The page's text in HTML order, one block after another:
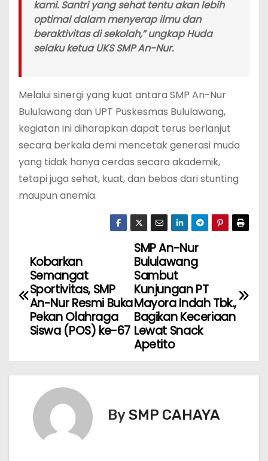
kami. Santri yang sehat tentu akan lebih
optimal dalam menyerap ilmu dan
beraktivitas di sekolah,” ungkap Huda
selaku ketua UKS SMP An-Nur.
Melalui sinergi yang kuat antara SMP An-Nur
Bululawang dan UPT Puskesmas Bululawang,
kegiatan ini diharapkan dapat terus berlanjut
secara berkala demi mencetak generasi muda
yang tidak hanya cerdas secara akademik,
tetapi juga sehat, kuat, dan bebas dari stunting
maupun anemia.
N
v
a
SMP An-Nur
Bululawang
Sambut
Kunjungan PT
Mayora Indah Tbk.,
Bagikan Keceriaan
Lewat Snack
Apetito
Kobarkan
Semangat
Sportivitas, SMP
An-Nur Resmi Buka
Pekan Olahraga
Siswa (POS) ke-67
BySMP CAHAYA